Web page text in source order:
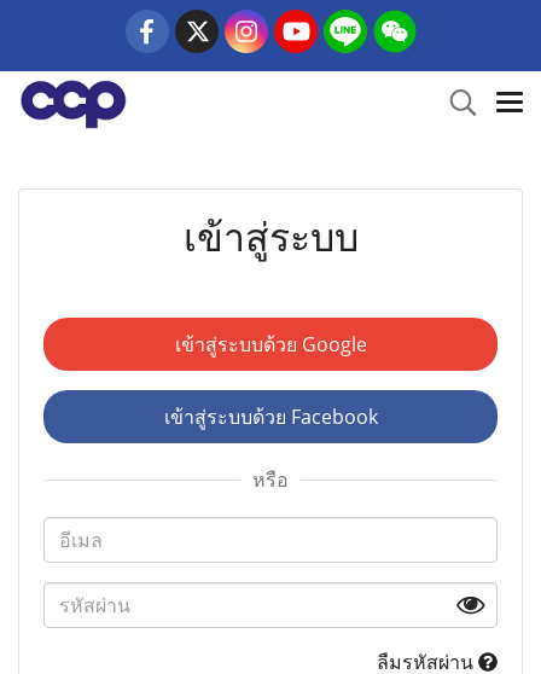
เข้าสู่ระบบ
เข้าสู่ระบบด้วย Google
เข้าสู่ระบบด้วย Facebook
หรือ
ลืมรหัสผ่าน